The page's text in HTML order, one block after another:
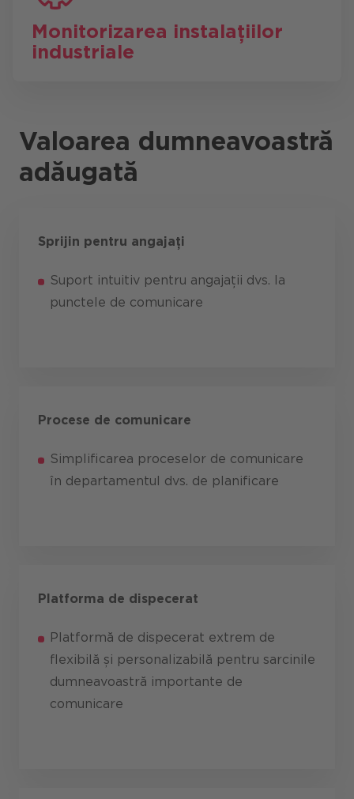
Monitorizarea instalațiilor
industriale
Valoarea dumneavoastră
adăugată
Sprijin pentru angajați
Suport intuitiv pentru angajații dvs. la
punctele de comunicare
Procese de comunicare
Simplificarea proceselor de comunicare
în departamentul dvs. de planificare
Platforma de dispecerat
Platformă de dispecerat extrem de
flexibilă și personalizabilă pentru sarcinile
dumneavoastră importante de
comunicare